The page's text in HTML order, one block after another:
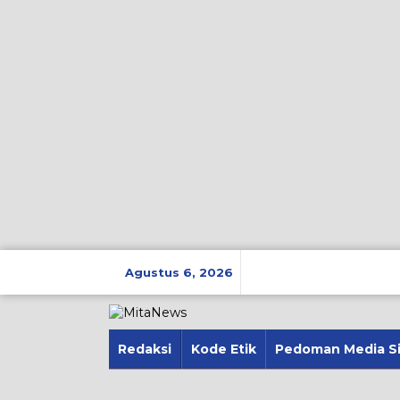
Agustus 6, 2026
Redaksi Kode Etik Pedoman Media